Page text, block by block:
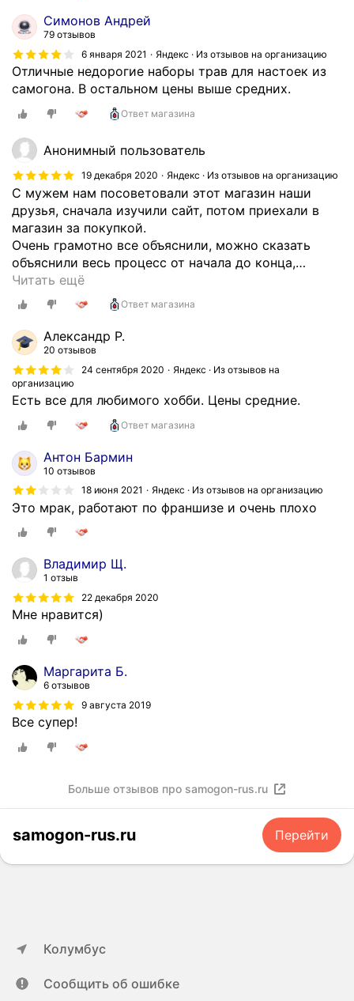
Симонов Андрей
79 отзывов
6 января 2021
Яндекс · Из отзывов на организацию
Отличные недорогие наборы трав для настоек из
самогона. В остальном цены выше средних.
Ответ магазина
Анонимный пользователь
19 декабря 2020 Яндекс · Из отзывов на организацию
С мужем нам посоветовали этот магазин наши
друзья, сначала изучили сайт, потом приехали в
магазин за покупкой.
Очень грамотно все объяснили, можно сказать
объяснили весь процесс от начала до конца,…
Читать ещё
Ответ магазина
Александр Р.
20 отзывов
24 сентября 2020
Яндекс · Из отзывов на
организацию
Есть все для любимого хобби. Цены средние.
Ответ магазина
Антон Бармин
10 отзывов
18 июня 2021
Яндекс · Из отзывов на организацию
Это мрак, работают по франшизе и очень плохо
Владимир Щ.
1 отзыв
22 декабря 2020
Мне нравится)
Маргарита Б.
6 отзывов
9 августа 2019
Все супер!
Больше отзывов про samogon-rus.ru
samogon-rus.ru Перейти
Колумбус
Сообщить об ошибке